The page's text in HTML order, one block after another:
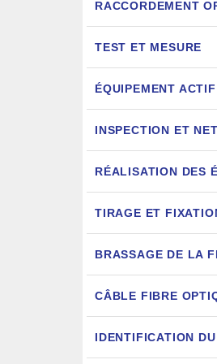
RACCORDEMENT
TEST ET MESURE
ÉQUIPEMENT ACTIF
INSPECTION ET
RÉALISATION DES
TIRAGE ET
BRASSAGE DE LA
CÂBLE FIBRE
IDENTIFICATION